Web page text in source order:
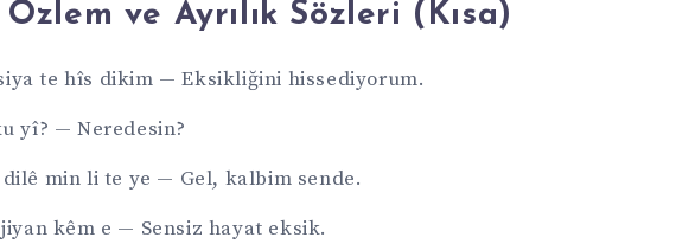
ve Ayrılık Sözleri (Kısa)
te hîs dikim — Eksikliğini hissediyorum.
yî? — Neredesin?
dilê min li te ye — Gel, kalbim sende.
kêm e — Sensiz hayat eksik.